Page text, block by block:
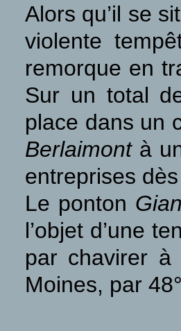
Alors qu’il se
violente
remorque en
Sur un total
place dans un
Berlaimont à
entreprises
Le ponton
l’objet d’une
par chavirer à
Moines, par